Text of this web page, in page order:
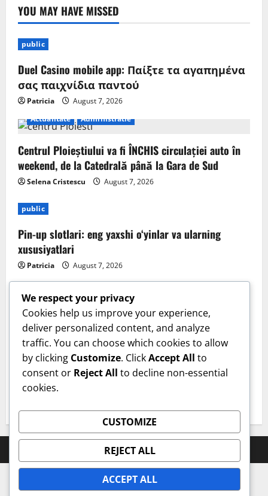
YOU MAY HAVE MISSED
public
Duel Casino mobile app: Παίξτε τα αγαπημένα
σας παιχνίδια παντού
Patricia
August 7, 2026
Actualitate
Administratie
Centrul Ploieștiului va fi ÎNCHIS circulației auto în
weekend, de la Catedrală până la Gara de Sud
Selena Cristescu August 7, 2026
public
Pin-up slotlari: eng yaxshi o‘yinlar va ularning
xususiyatlari
Patricia August 7, 2026
Sanatate
Cum îți verifici sănătatea inimii acasă. Tensiunea
arterială care te trimite la medic. Dr. Monica Trofin-
Bănescu (Sanador): Sunt obiceiuri de bun-simț!
Prahova Express © All rights reserved.
We respect your privacy
Cookies help us improve your experience,
deliver personalized content, and analyze
traffic. You can choose which cookies to allow
by clicking Customize. ClickAccept All to
consent or Reject All to decline non-essential
cookies.
CUSTOMIZE
REJECT ALL
ACCEPT ALL